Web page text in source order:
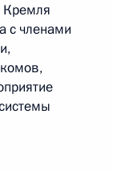
Кремля
с членами